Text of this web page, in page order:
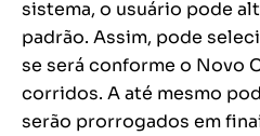
sistema, o usuário pode
padrão. Assim, pode
se será conforme o Novo
corridos. A até mesmo
serão prorrogados em